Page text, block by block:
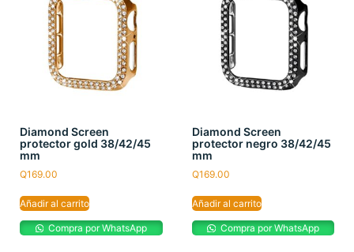
Diamond Screen
protector gold 38/42/45
mm
Q169.00
Añadir al carrito
Compra por WhatsApp
Diamond Screen
protector negro 38/42/45
mm
Q169.00
Añadir al carrito
Compra por WhatsApp